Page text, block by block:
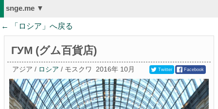
snge.me ▼
← 「 ロシア 」へ戻る
ГУМ (グム百貨店)
アジア / ロシア / モスクワ 2016年 10月 Twitter Facebook